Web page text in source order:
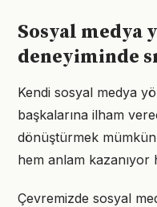
Sosyal medya
deneyiminde
Kendi sosyal medya
başkalarına ilham
dönüştürmek
hem anlam kazanıyor
Çevremizde sosyal